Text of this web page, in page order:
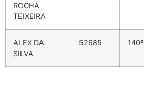
ROCHA
TEIXEIRA
ALEX DA
SILVA
52685 140º